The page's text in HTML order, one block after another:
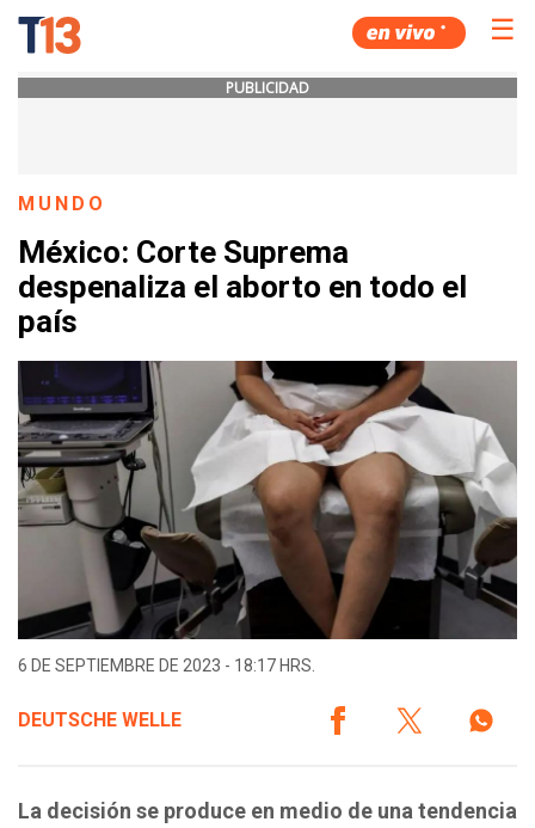
☰
PUBLICIDAD
MUNDO
México: Corte Suprema
despenaliza el aborto en todo el
país
6 DE SEPTIEMBRE DE 2023 - 18:17 HRS.
DEUTSCHE WELLE
La decisión se produce en medio de una tendencia